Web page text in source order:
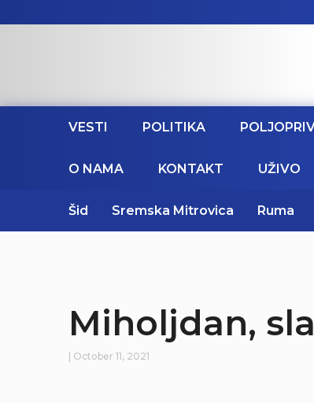
VESTI POLITIKA
O NAMA KONTAKT UŽIVO
Šid Sremska Mitrovica Ruma
Miholjdan,
| October 11, 2021